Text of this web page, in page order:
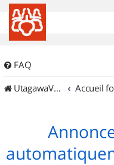
FAQ
UtagawaVTT (Randos VTT et VTTAE avec traces GPS)
Accueil